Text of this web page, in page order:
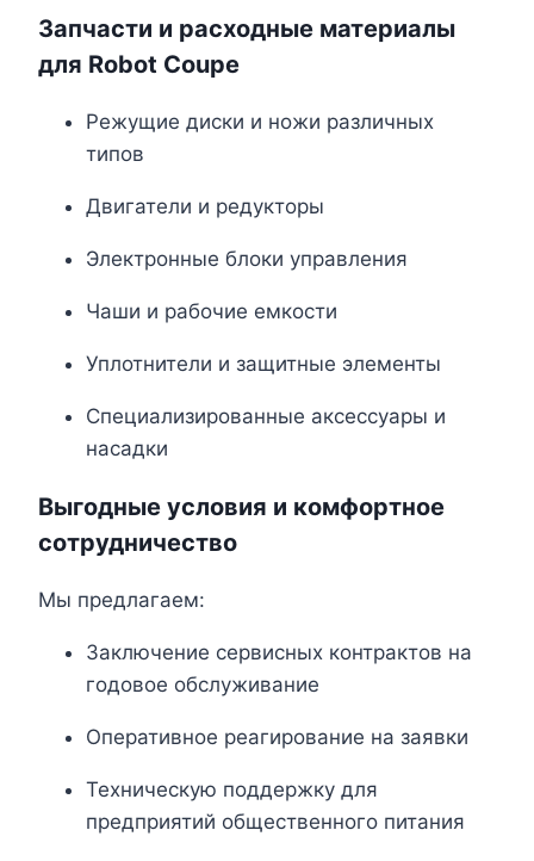
Запчасти и расходные материалы
для Robot Coupe
Режущие диски и ножи различных
типов
Двигатели и редукторы
Электронные блоки управления
Чаши и рабочие емкости
Уплотнители и защитные элементы
Специализированные аксессуары и
насадки
Выгодные условия и комфортное
сотрудничество
Мы предлагаем:
Заключение сервисных контрактов на
годовое обслуживание
Оперативное реагирование на заявки
Техническую поддержку для
предприятий общественного питания